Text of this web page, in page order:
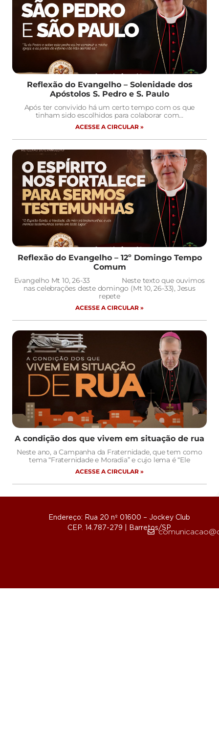
Reflexão do Evangelho – Solenidade dos
Apóstolos S. Pedro e S. Paulo
Após ter convivido há um certo tempo com os que
tinham sido escolhidos para colaborar com…
ACESSE A CIRCULAR »
Reflexão do Evangelho – 12º Domingo Tempo
Comum
Evangelho Mt 10, 26-33 Neste texto que ouvimos
nas celebrações deste domingo (Mt 10, 26-33), Jesus
repete
ACESSE A CIRCULAR »
A condição dos que vivem em situação de rua
Neste ano, a Campanha da Fraternidade, que tem como
tema “Fraternidade e Moradia” e cujo lema é “Ele
ACESSE A CIRCULAR »
Endereço: Rua 20 nº 01600 – Jockey Club
CEP. 14.787-279 | Barretos/SP